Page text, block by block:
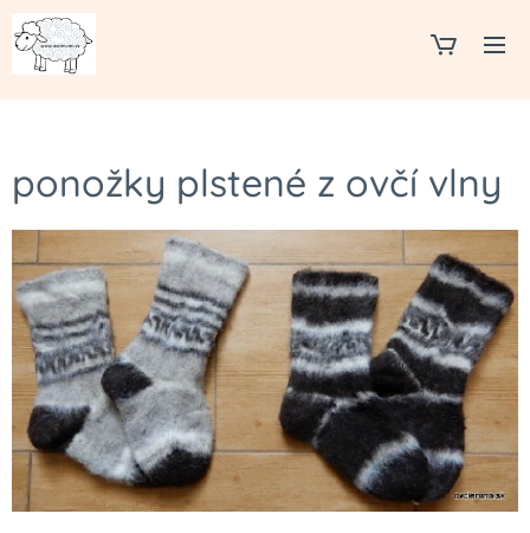
ponožky plstené z ovčí vlny